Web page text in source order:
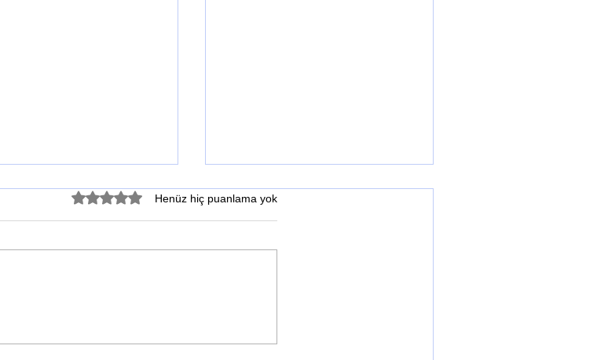
5 üzerinden 0 yıldızHenüz hiç puanlama yok